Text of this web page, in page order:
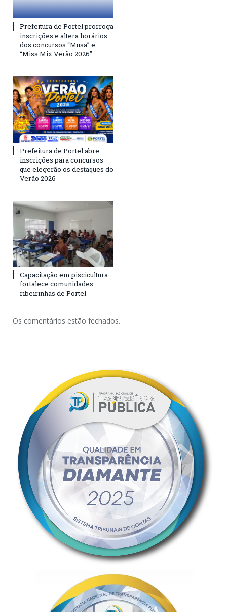
Prefeitura de Portel prorroga
inscrições e altera horários
dos concursos “Musa” e
“Miss Mix Verão 2026”
Prefeitura de Portel abre
inscrições para concursos
que elegerão os destaques do
Verão 2026
Capacitação em piscicultura
fortalece comunidades
ribeirinhas de Portel
Os comentários estão fechados.